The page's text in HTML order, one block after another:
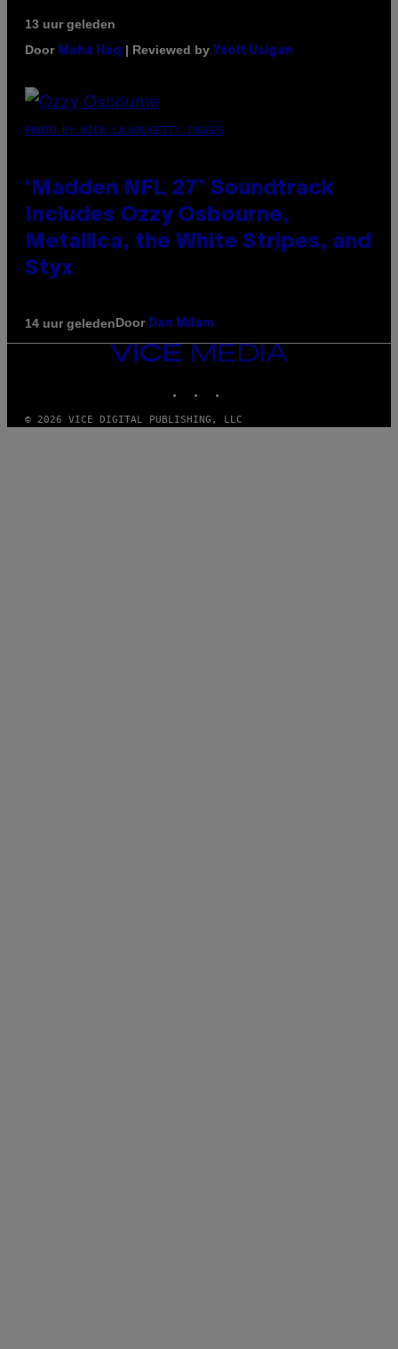
13 uur geleden
Door Maha Haq | Reviewed by Ysolt Usigan
PHOTO BY NICK LAHAM/GETTY IMAGES
‘Madden NFL 27’ Soundtrack
Includes Ozzy Osbourne,
Metallica, the White Stripes, and
Styx
14 uur geledenDoor Dan Milam
VICE
© 2026 VICE DIGITAL PUBLISHING, LLC